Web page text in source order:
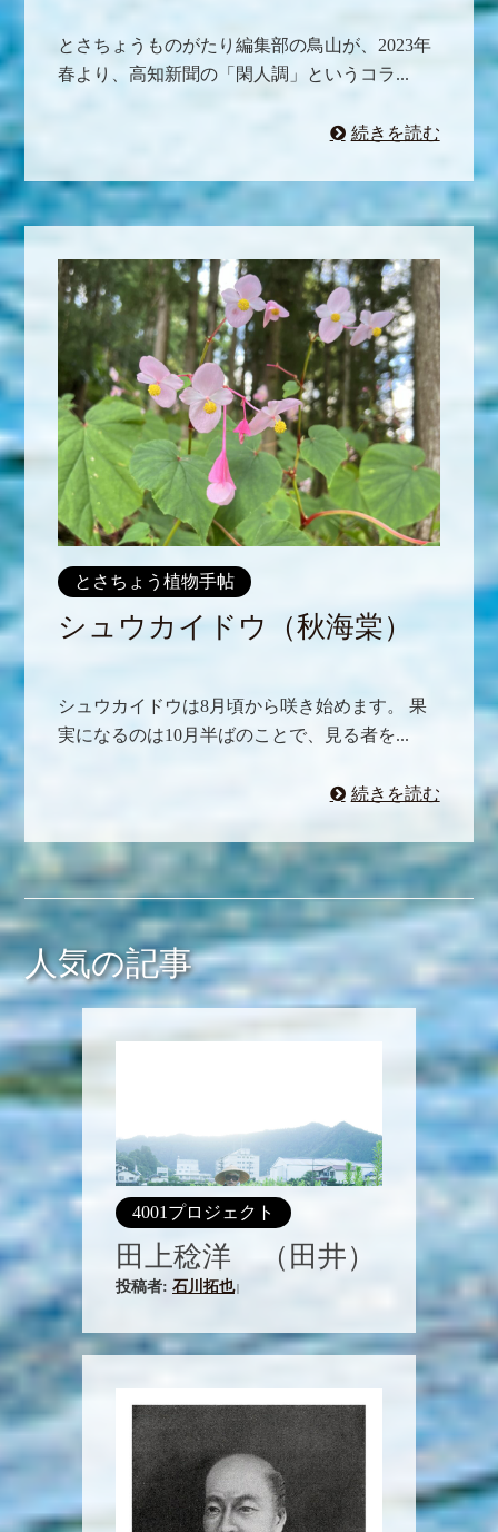
とさちょうものがたり編集部の鳥山が、2023年
春より、高知新聞の「閑人調」というコラ...
続きを読む
とさちょう植物手帖
シュウカイドウ（秋海棠）
シュウカイドウは8月頃から咲き始めます。 果
実になるのは10月半ばのことで、見る者を...
続きを読む
人気の記事
4001プロジェクト
田上稔洋 （田井）
投稿者: 石川拓也|